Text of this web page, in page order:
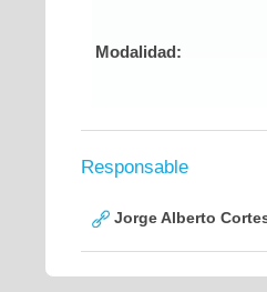
Modalidad:
Responsable
Jorge Alberto